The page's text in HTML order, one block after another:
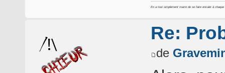
En a tout simplement marre de se faire enculer à
Re:
de